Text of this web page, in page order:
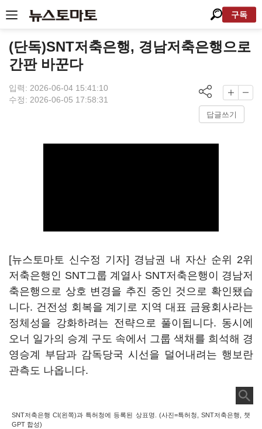
구독
(단독)SNT저축은행, 경남저축은행으로
간판 바꾼다
입력: 2026-06-04 15:41:10
수정: 2026-06-05 17:58:31
답글쓰기
[뉴스토마토 신수정 기자] 경남권 내 자산 순위 2위
저축은행인 SNT그룹 계열사 SNT저축은행이 경남저
축은행으로 상호 변경을 추진 중인 것으로 확인됐습
니다. 건전성 회복을 계기로 지역 대표 금융회사라는
정체성을 강화하려는 전략으로 풀이됩니다. 동시에
오너 일가의 승계 구도 속에서 그룹 색채를 희석해 경
영승계 부담과 감독당국 시선을 덜어내려는 행보란
관측도 나옵니다.
SNT저축은행 CI(왼쪽)과 특허청에 등록된 상표명. (사진=특허청, SNT저축은행, 챗
GPT 합성)